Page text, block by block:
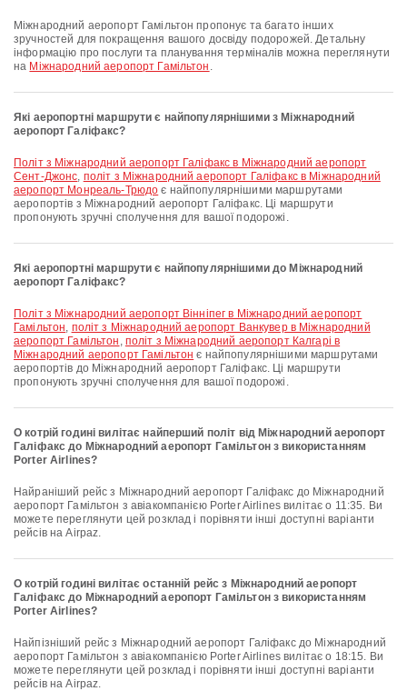
Міжнародний аеропорт Гамільтон пропонує та багато інших
зручностей для покращення вашого досвіду подорожей. Детальну
інформацію про послуги та планування терміналів можна переглянути
на Міжнародний аеропорт Гамільтон .
Які аеропортні маршрути є найпопулярнішими з Міжнародний
аеропорт Галіфакс?
політ з Міжнародний аеропорт Галіфакс в Міжнародний аеропорт
Сент-Джонс, політ з Міжнародний аеропорт Галіфакс в Міжнародний
аеропорт Монреаль-Трюдо є найпопулярнішими маршрутами
аеропортів з Міжнародний аеропорт Галіфакс. Ці маршрути
пропонують зручні сполучення для вашої подорожі.
Які аеропортні маршрути є найпопулярнішими до Міжнародний
аеропорт Галіфакс?
політ з Міжнародний аеропорт Вінніпег в Міжнародний аеропорт
Гамільтон, політ з Міжнародний аеропорт Ванкувер в Міжнародний
аеропорт Гамільтон , політ з Міжнародний аеропорт Калгарі в
Міжнародний аеропорт Гамільтон є найпопулярнішими маршрутами
аеропортів до Міжнародний аеропорт Галіфакс. Ці маршрути
пропонують зручні сполучення для вашої подорожі.
О котрій годині вилітає найперший політ від Міжнародний аеропорт
Галіфакс до Міжнародний аеропорт Гамільтон з використанням
Porter Airlines?
Найраніший рейс з Міжнародний аеропорт Галіфакс до Міжнародний
аеропорт Гамільтон з авіакомпанією Porter Airlines вилітає о 11:35. Ви
можете переглянути цей розклад і порівняти інші доступні варіанти
рейсів на Airpaz.
О котрій годині вилітає останній рейс з Міжнародний аеропорт
Галіфакс до Міжнародний аеропорт Гамільтон з використанням
Porter Airlines?
Найпізніший рейс з Міжнародний аеропорт Галіфакс до Міжнародний
аеропорт Гамільтон з авіакомпанією Porter Airlines вилітає о 18:15. Ви
можете переглянути цей розклад і порівняти інші доступні варіанти
рейсів на Airpaz.